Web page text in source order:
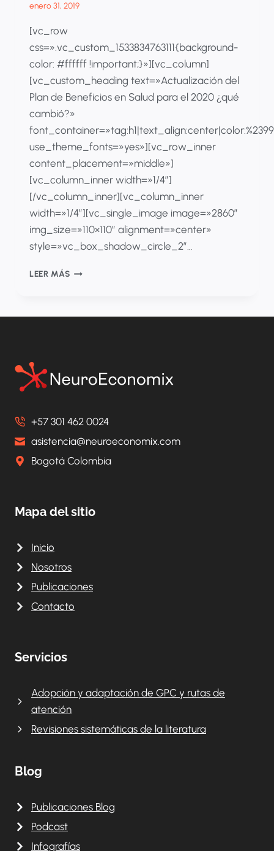
enero 31, 2019
[vc_row
css=».vc_custom_1533834763111{background-
color: #ffffff !important;}»][vc_column]
[vc_custom_heading text=»Actualización del
Plan de Beneficios en Salud para el 2020 ¿qué
cambió?»
use_theme_fonts=»yes»][vc_row_inner
content_placement=»middle»]
[vc_column_inner width=»1/4″]
[/vc_column_inner][vc_column_inner
width=»1/4″][vc_single_image image=»2860″
img_size=»110×110″ alignment=»center»
style=»vc_box_shadow_circle_2″…
LEER MÁSACTUALIZACIÓN
EL
2020
INNOVATION
IN
CONTRACTING
WE
+57 301 462 0024
asistencia@neuroeconomix.com
Bogotá Colombia
Mapa del sitio
Inicio
Nosotros
Publicaciones
Contacto
Servicios
Adopción y adaptación de GPC y rutas de
atención
Revisiones sistemáticas de la literatura
Blog
Publicaciones Blog
Podcast
Infografías